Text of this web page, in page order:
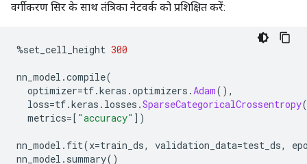
वर्गीकरण सिर के साथ तंत्रिका नेटवर्क को प्रशिक्षित करें:
%set_cell_height 300
nn_model .compile(
optimizer=tf.keras .optimizers .Adam(),
loss=tf.keras . losses .SparseCategoricalCrossentropy(
metrics=[ "accuracy" ])
nn_model . fit(x=train_ds, validation_data=test_ds,
nn_model . summary()